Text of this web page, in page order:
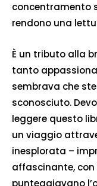
concentramento
rendono una
È un tributo alla
tanto
sembrava che
sconosciuto.
leggere questo
un viaggio
inesplorata –
affascinante, con
punteggiavano